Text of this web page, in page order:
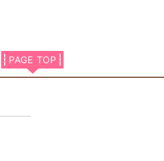
PAGE TOP